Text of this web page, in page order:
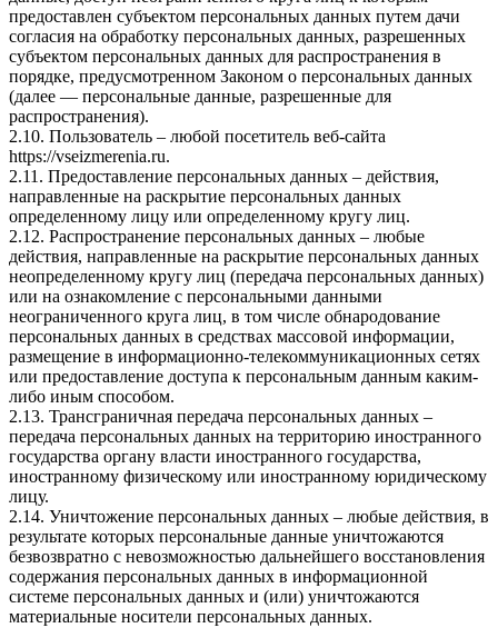
предоставлен субъектом персональных данных путем дачи
согласия на обработку персональных данных, разрешенных
субъектом персональных данных для распространения в
порядке, предусмотренном Законом о персональных данных
(далее — персональные данные, разрешенные для
распространения).
2.10. Пользователь – любой посетитель веб-сайта
https://vseizmerenia.ru.
2.11. Предоставление персональных данных – действия,
направленные на раскрытие персональных данных
определенному лицу или определенному кругу лиц.
2.12. Распространение персональных данных – любые
действия, направленные на раскрытие персональных данных
неопределенному кругу лиц (передача персональных данных)
или на ознакомление с персональными данными
неограниченного круга лиц, в том числе обнародование
персональных данных в средствах массовой информации,
размещение в информационно-телекоммуникационных сетях
или предоставление доступа к персональным данным каким-
либо иным способом.
2.13. Трансграничная передача персональных данных –
передача персональных данных на территорию иностранного
государства органу власти иностранного государства,
иностранному физическому или иностранному юридическому
лицу.
2.14. Уничтожение персональных данных – любые действия, в
результате которых персональные данные уничтожаются
безвозвратно с невозможностью дальнейшего восстановления
содержания персональных данных в информационной
системе персональных данных и (или) уничтожаются
материальные носители персональных данных.